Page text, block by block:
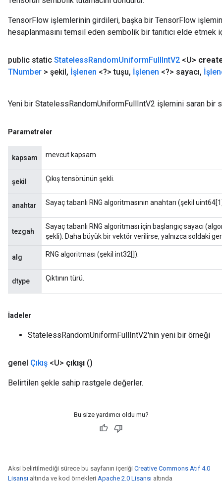
TensorFlow işlemlerinin girdileri, başka bir TensorFlow
hesaplanmasını temsil eden sembolik bir tanıtıcı elde etmek
public static StatelessRandomUniformFullIntV2 <U>
TNumber > şekil, İşlenen <?> tuşu, İşlenen <?> sayacı,
Yeni bir StatelessRandomUniformFullIntV2 işlemini saran bir
Parametreler
kapsam mevcut kapsam
şekil Çıkış tensörünün şekli.
anahtar Sayaç tabanlı RNG algoritmasının anahtarı (şekil
tezgah
Sayaç tabanlı RNG algoritması için başlangıç ​​sayacı
şekli). Daha büyük bir vektör verilirse, yalnızca soldaki
alg RNG algoritması (şekil int32[]).
dtype Çıktının türü.
İadeler
StatelessRandomUniformFullIntV2'nin yeni bir örneği
genel Çıkış <U> çıkışı ()
Belirtilen şekle sahip rastgele değerler.
Bu size yardımcı oldu mu?
Aksi belirtilmediği sürece bu sayfanın içeriği Creative Commons Atıf 4.0
Lisansı altında ve kod örnekleri Apache 2.0 Lisansı altında